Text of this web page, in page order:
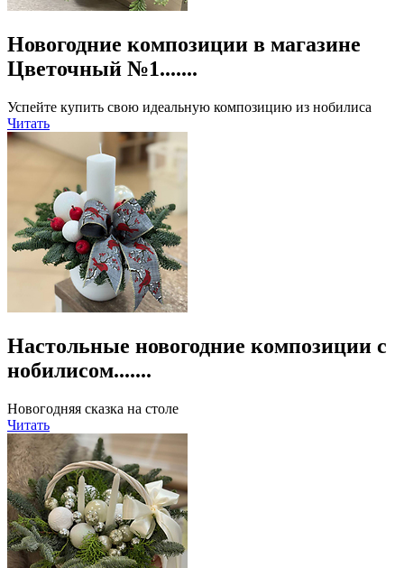
Новогодние композиции в магазине
Цветочный №1.......
Успейте купить свою идеальную композицию из нобилиса
Читать
Настольные новогодние композиции с
нобилисом.......
Новогодняя сказка на столе
Читать